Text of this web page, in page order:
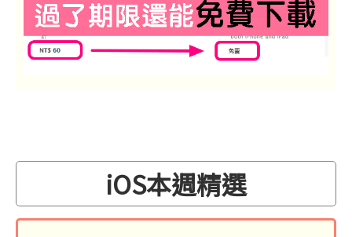
iOS本週精選